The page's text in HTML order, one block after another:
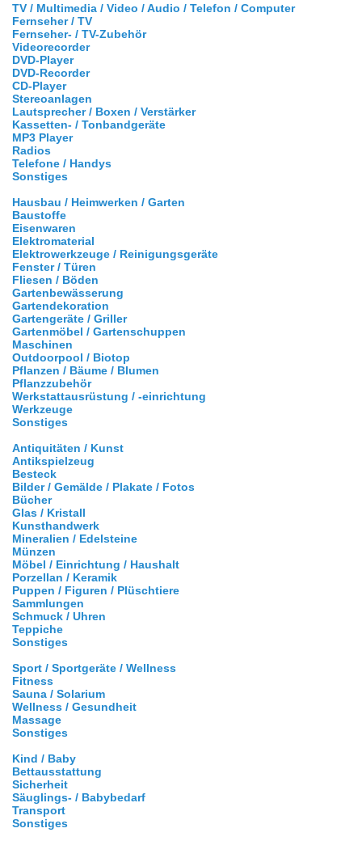
TV / Multimedia / Video / Audio / Telefon / Computer
Fernseher / TV
Fernseher- / TV-Zubehör
Videorecorder
DVD-Player
DVD-Recorder
CD-Player
Stereoanlagen
Lautsprecher / Boxen / Verstärker
Kassetten- / Tonbandgeräte
MP3 Player
Radios
Telefone / Handys
Sonstiges
Hausbau / Heimwerken / Garten
Baustoffe
Eisenwaren
Elektromaterial
Elektrowerkzeuge / Reinigungsgeräte
Fenster / Türen
Fliesen / Böden
Gartenbewässerung
Gartendekoration
Gartengeräte / Griller
Gartenmöbel / Gartenschuppen
Maschinen
Outdoorpool / Biotop
Pflanzen / Bäume / Blumen
Pflanzzubehör
Werkstattausrüstung / -einrichtung
Werkzeuge
Sonstiges
Antiquitäten / Kunst
Antikspielzeug
Besteck
Bilder / Gemälde / Plakate / Fotos
Bücher
Glas / Kristall
Kunsthandwerk
Mineralien / Edelsteine
Münzen
Möbel / Einrichtung / Haushalt
Porzellan / Keramik
Puppen / Figuren / Plüschtiere
Sammlungen
Schmuck / Uhren
Teppiche
Sonstiges
Sport / Sportgeräte / Wellness
Fitness
Sauna / Solarium
Wellness / Gesundheit
Massage
Sonstiges
Kind / Baby
Bettausstattung
Sicherheit
Säuglings- / Babybedarf
Transport
Sonstiges